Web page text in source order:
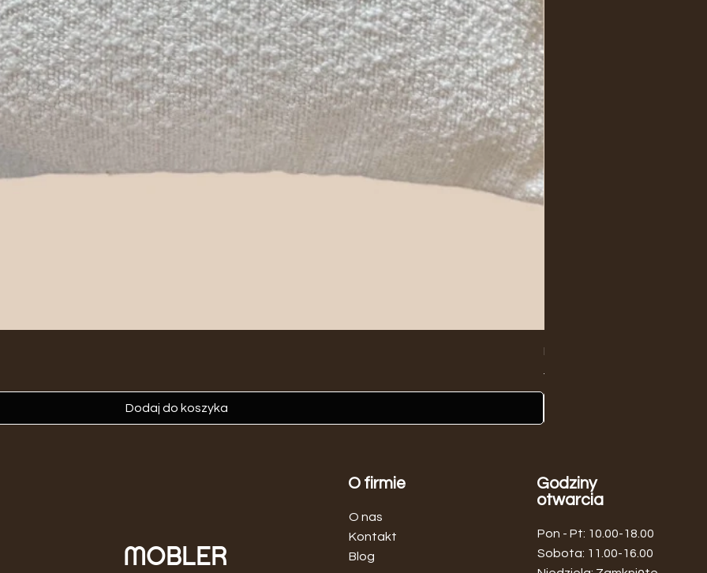
Dodaj do koszyka
Biały Wazon Ceramiczny
Regularna cena
149,00 zł
MOBLER
O firmie
O nas
Kontakt
Blog
Godziny
otwarcia
Pon - Pt: 10.00-18.00
​​Sobota: 11.00-16.00